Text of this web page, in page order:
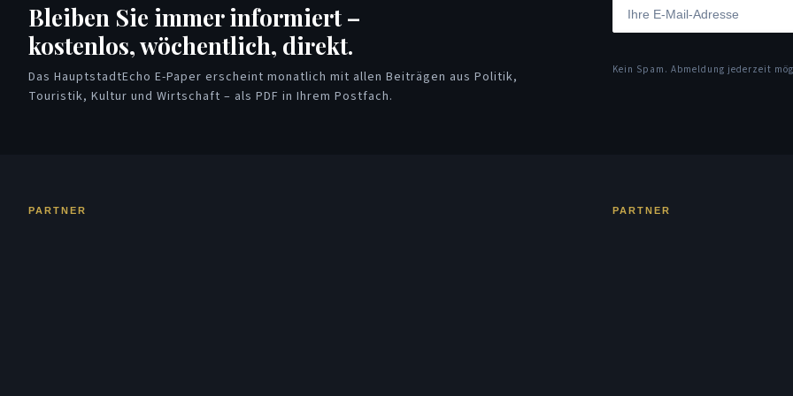
Bleiben Sie immer informiert –
kostenlos, wöchentlich, direkt.
Das HauptstadtEcho E-Paper erscheint monatlich mit allen Beiträgen aus Politik,
Touristik, Kultur und Wirtschaft – als PDF in Ihrem Postfach.
Kein Spam. Abmeldung jederzeit
PARTNER PARTNER